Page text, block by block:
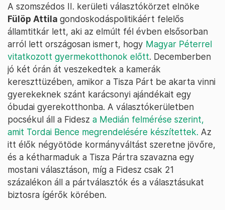
A szomszédos II. kerületi választókörzet elnöke
Fülöp Attila gondoskodáspolitikáért felelős
államtitkár lett, aki az elmúlt fél évben elsősorban
arról lett országosan ismert, hogy Magyar Péterrel
vitatkozott gyermekotthonok előtt. Decemberben
jó két órán át veszekedtek a kamerák
kereszttüzében, amikor a Tisza Párt be akarta vinni
gyerekeknek szánt karácsonyi ajándékait egy
óbudai gyerekotthonba. A választókerületben
pocsékul áll a Fidesz a Medián felmérése szerint,
amit Tordai Bence megrendelésére készítettek. Az
itt élők négyötöde kormányváltást szeretne jövőre,
és a kétharmaduk a Tisza Pártra szavazna egy
mostani választáson, míg a Fidesz csak 21
százalékon áll a pártválasztók és a választásukat
biztosra ígérők körében.